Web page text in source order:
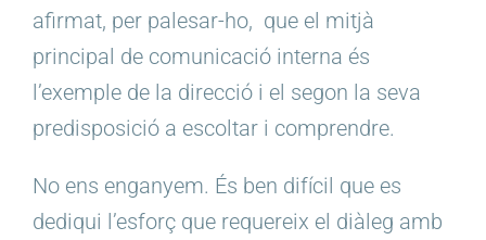
afirmat, per palesar-ho, que el mitjà
principal de comunicació interna és
l’exemple de la direcció i el segon la seva
predisposició a escoltar i comprendre.
No ens enganyem. És ben difícil que es
dediqui l’esforç que requereix el diàleg amb